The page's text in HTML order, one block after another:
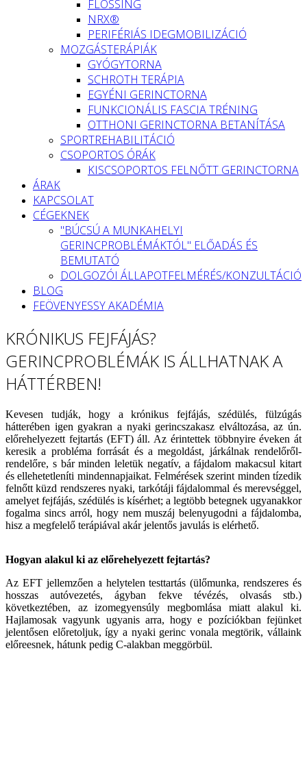
FLOSSING
NRX®
PERIFÉRIÁS IDEGMOBILIZÁCIÓ
MOZGÁSTERÁPIÁK
GYÓGYTORNA
SCHROTH TERÁPIA
EGYÉNI GERINCTORNA
FUNKCIONÁLIS FASCIA TRÉNING
OTTHONI GERINCTORNA BETANÍTÁSA
SPORTREHABILITÁCIÓ
CSOPORTOS ÓRÁK
KISCSOPORTOS FELNŐTT GERINCTORNA
ÁRAK
KAPCSOLAT
CÉGEKNEK
"BÚCSÚ A MUNKAHELYI
GERINCPROBLÉMÁKTÓL" ELŐADÁS ÉS
BEMUTATÓ
DOLGOZÓI ÁLLAPOTFELMÉRÉS/KONZULTÁCIÓ
BLOG
FEÖVENYESSY AKADÉMIA
KRÓNIKUS FEJFÁJÁS?
GERINCPROBLÉMÁK IS ÁLLHATNAK A
HÁTTÉRBEN!
Kevesen tudják, hogy a krónikus fejfájás, szédülés, fülzúgás
hátterében igen gyakran a nyaki gerincszakasz elváltozása, az ún.
előrehelyezett fejtartás (EFT) áll. Az érintettek többnyire éveken át
keresik a probléma forrását és a megoldást, járkálnak rendelőről-
rendelőre, s bár minden leletük negatív, a fájdalom makacsul kitart
és ellehetetleníti mindennapjaikat. Felmérések szerint minden tízedik
felnőtt küzd rendszeres nyaki, tarkótáji fájdalommal és merevséggel,
amelyet fejfájás, szédülés is kísérhet; a legtöbb betegnek ugyanakkor
fogalma sincs arról, hogy nem muszáj belenyugodni a fájdalomba,
hisz a megfelelő terápiával akár jelentős javulás is elérhető.
Hogyan alakul ki az előrehelyezett fejtartás?
Az EFT jellemzően a helytelen testtartás (ülőmunka, rendszeres és
hosszas autóvezetés, ágyban fekve tévézés, olvasás stb.)
következtében, az izomegyensúly megbomlása miatt alakul ki.
Hajlamosak vagyunk ugyanis arra, hogy e pozíciókban fejünket
jelentősen előretoljuk, így a nyaki gerinc vonala megtörik, vállaink
előreesnek, hátunk pedig C-alakban meggörbül.